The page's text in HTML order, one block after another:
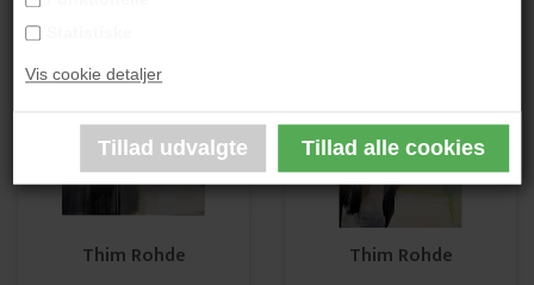
Vis cookie detaljer
Andre værker af kunstneren:
Thim Rohde Thim Rohde